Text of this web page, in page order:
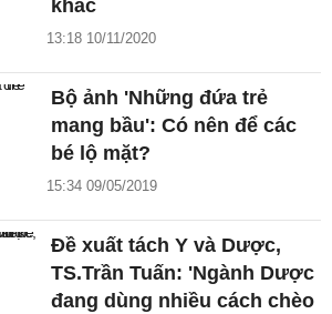
khác
13:18 10/11/2020
Bộ ảnh 'Những đứa trẻ
mang bầu': Có nên để các
bé lộ mặt?
15:34 09/05/2019
Đề xuất tách Y và Dược,
TS.Trần Tuấn: 'Ngành Dược
đang dùng nhiều cách chèo